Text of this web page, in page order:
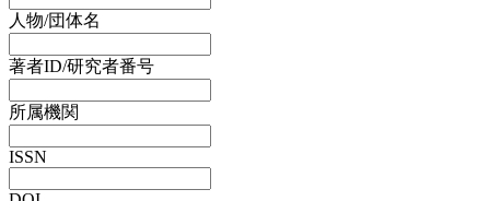
人物/団体名
著者ID/研究者番号
所属機関
ISSN